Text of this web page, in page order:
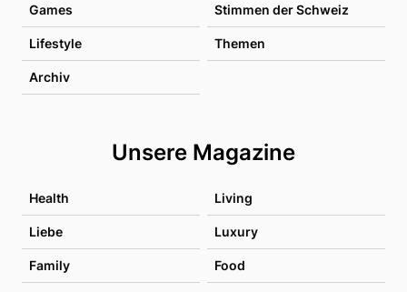
Games Stimmen der Schweiz
Lifestyle Themen
Archiv
Unsere Magazine
Health Living
Liebe Luxury
Family Food